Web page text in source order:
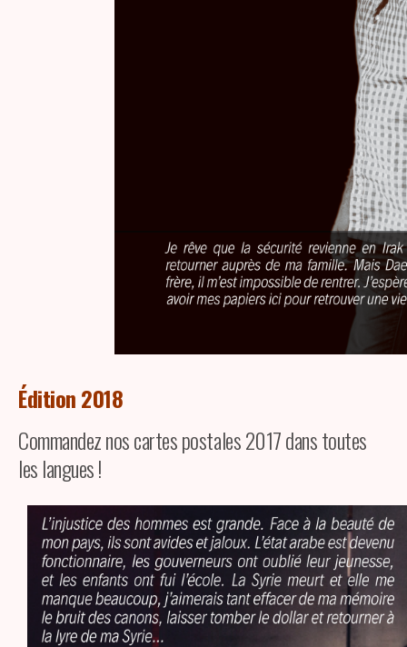
Édition 2018
Commandez nos cartes postales 2017 dans toutes
les langues !